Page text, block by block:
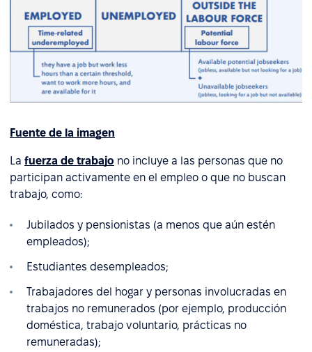
Fuente de la imagen
La fuerza de trabajo no incluye a las personas que no
participan activamente en el empleo o que no buscan
trabajo, como:
Jubilados y pensionistas (a menos que aún estén
empleados);
Estudiantes desempleados;
Trabajadores del hogar y personas involucradas en
trabajos no remunerados (por ejemplo, producción
doméstica, trabajo voluntario, prácticas no
remuneradas);